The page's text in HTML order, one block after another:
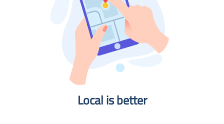
Local is better​